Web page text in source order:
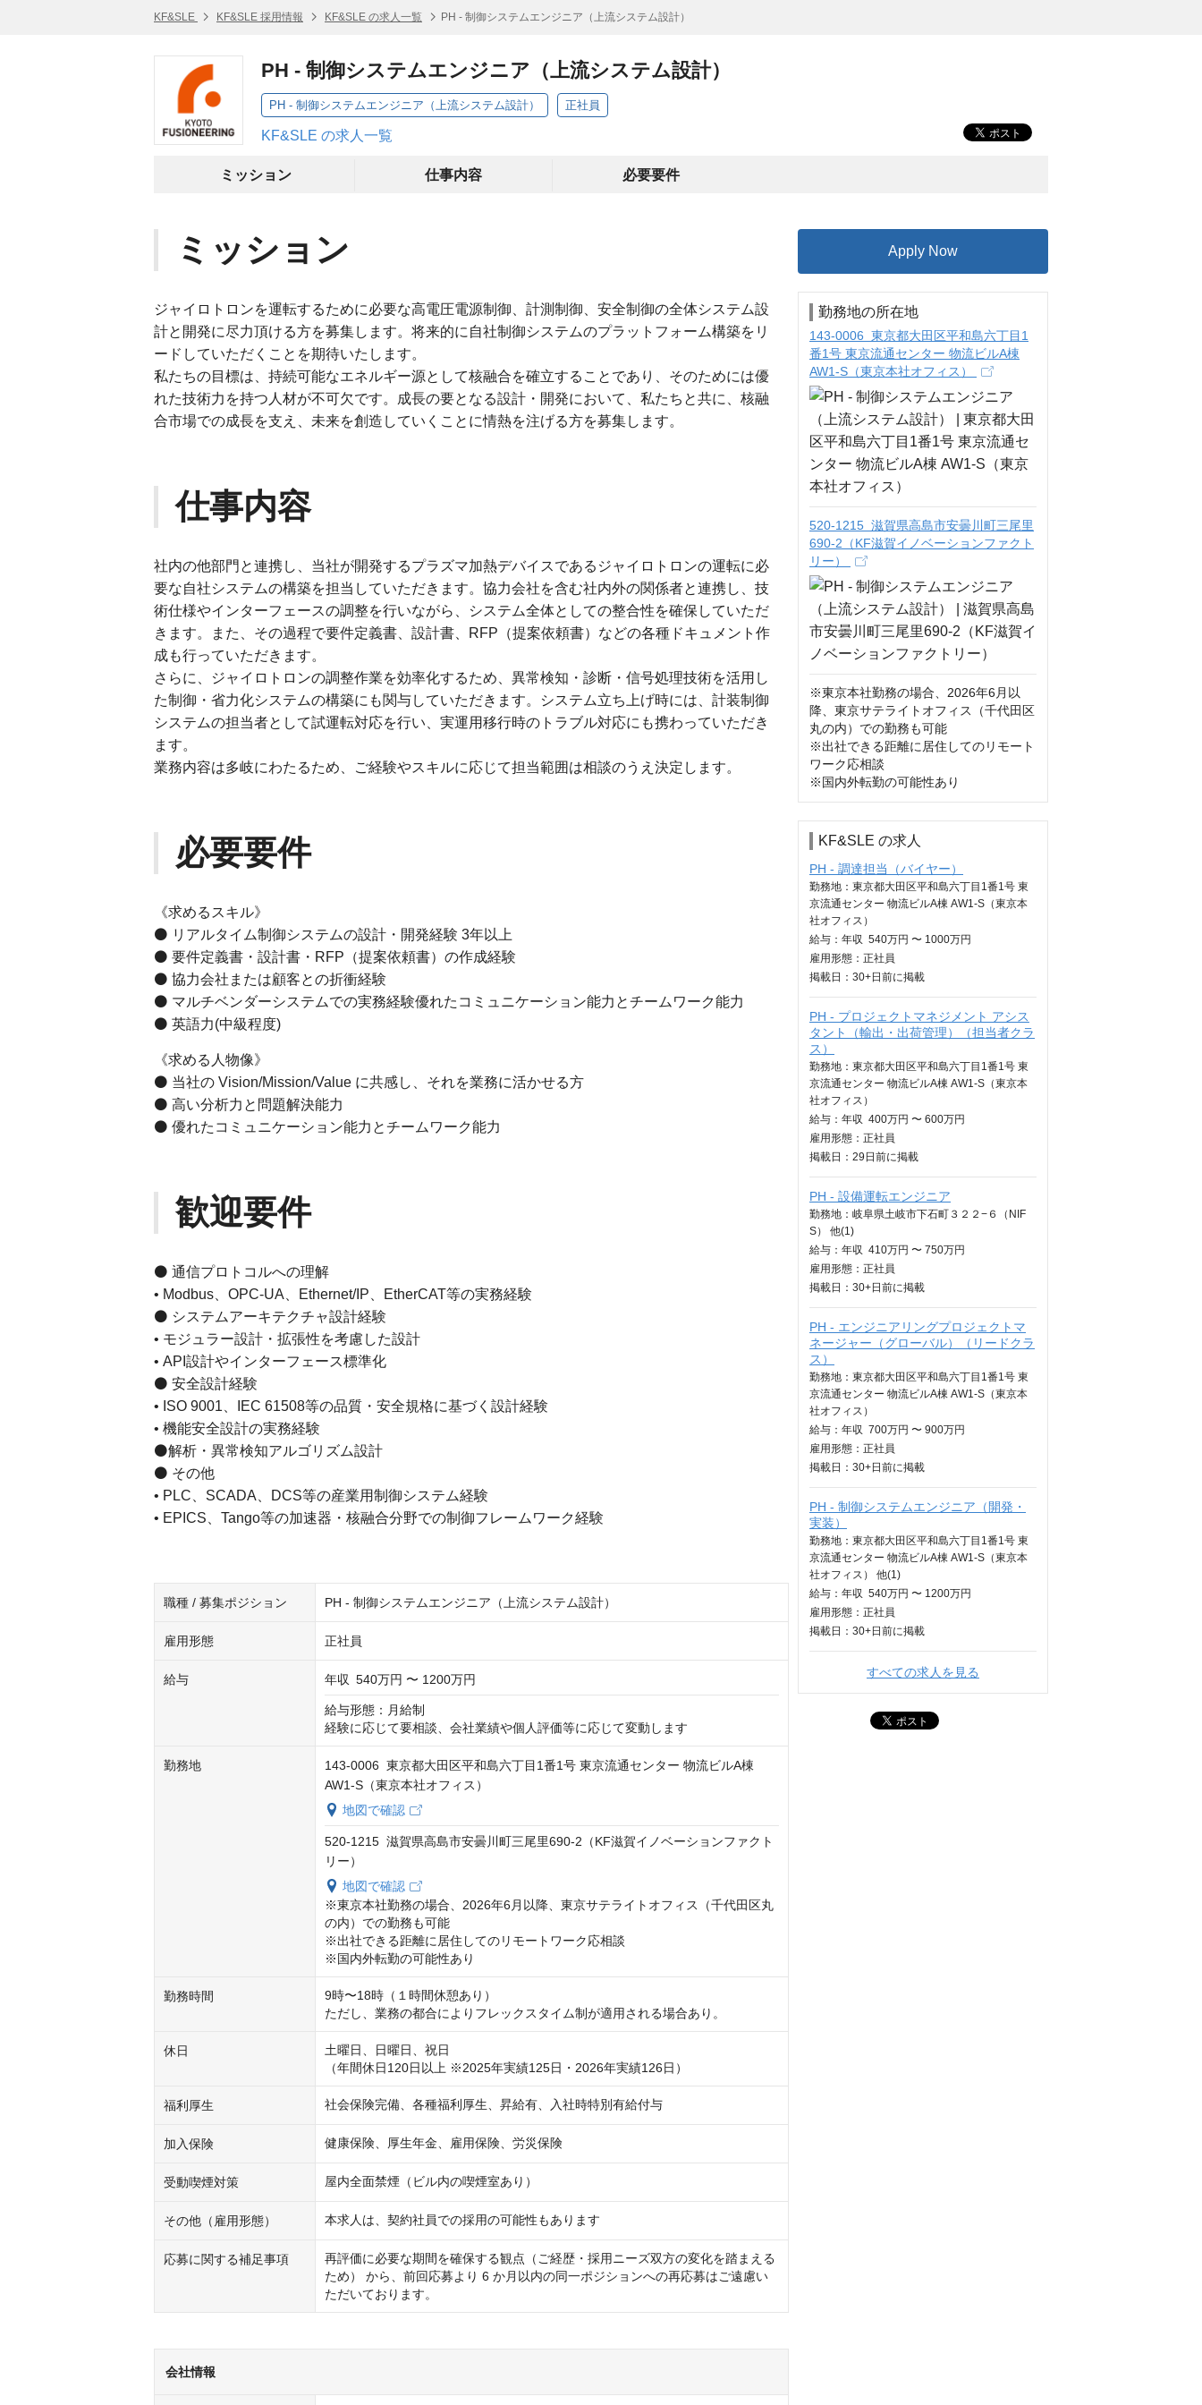
KF&SLE KF&SLE 採用情報 KF&SLE の求人一覧 PH - 制御システムエンジニア（上流システム設計）
PH - 制御システムエンジニア（上流システム設計）
PH - 制御システムエンジニア（上流システム設計） 正社員
KF&SLE の求人一覧
ミッション 仕事内容 必要要件
ミッション
ジャイロトロンを運転するために必要な高電圧電源制御、計測制御、安全制御の全体システム設
計と開発に尽力頂ける方を募集します。将来的に自社制御システムのプラットフォーム構築をリ
ードしていただくことを期待いたします。
私たちの目標は、持続可能なエネルギー源として核融合を確立することであり、そのためには優
れた技術力を持つ人材が不可欠です。成長の要となる設計・開発において、私たちと共に、核融
合市場での成長を支え、未来を創造していくことに情熱を注げる方を募集します。
仕事内容
社内の他部門と連携し、当社が開発するプラズマ加熱デバイスであるジャイロトロンの運転に必
要な自社システムの構築を担当していただきます。協力会社を含む社内外の関係者と連携し、技
術仕様やインターフェースの調整を行いながら、システム全体としての整合性を確保していただ
きます。また、その過程で要件定義書、設計書、RFP（提案依頼書）などの各種ドキュメント作
成も行っていただきます。
さらに、ジャイロトロンの調整作業を効率化するため、異常検知・診断・信号処理技術を活用し
た制御・省力化システムの構築にも関与していただきます。システム立ち上げ時には、計装制御
システムの担当者として試運転対応を行い、実運用移行時のトラブル対応にも携わっていただき
ます。
業務内容は多岐にわたるため、ご経験やスキルに応じて担当範囲は相談のうえ決定します。
必要要件
《求めるスキル》
⚫ リアルタイム制御システムの設計・開発経験 3年以上
⚫ 要件定義書・設計書・RFP（提案依頼書）の作成経験
⚫ 協力会社または顧客との折衝経験
⚫ マルチベンダーシステムでの実務経験優れたコミュニケーション能力とチームワーク能力
⚫ 英語力(中級程度)
《求める人物像》
⚫ 当社の Vision/Mission/Value に共感し、それを業務に活かせる方
⚫ 高い分析力と問題解決能力
⚫ 優れたコミュニケーション能力とチームワーク能力
歓迎要件
⚫ 通信プロトコルへの理解
• Modbus、OPC-UA、Ethernet/IP、EtherCAT等の実務経験
⚫ システムアーキテクチャ設計経験
• モジュラー設計・拡張性を考慮した設計
• API設計やインターフェース標準化
⚫ 安全設計経験
• ISO 9001、IEC 61508等の品質・安全規格に基づく設計経験
• 機能安全設計の実務経験
⚫解析・異常検知アルゴリズム設計
⚫ その他
• PLC、SCADA、DCS等の産業用制御システム経験
• EPICS、Tango等の加速器・核融合分野での制御フレームワーク経験
職種 / 募集ポジション PH - 制御システムエンジニア（上流システム設計）
雇用形態 正社員
給与 年収 540万円 〜 1200万円
給与形態：月給制
経験に応じて要相談、会社業績や個人評価等に応じて変動します
勤務地
143-0006 東京都大田区平和島六丁目1番1号 東京流通センター 物流ビルA棟
AW1-S（東京本社オフィス）
地図で確認
520-1215 滋賀県高島市安曇川町三尾里690-2（KF滋賀イノベーションファクト
リー）
地図で確認
※東京本社勤務の場合、2026年6月以降、東京サテライトオフィス（千代田区丸
の内）での勤務も可能
※出社できる距離に居住してのリモートワーク応相談
※国内外転勤の可能性あり
勤務時間
9時〜18時（１時間休憩あり）
ただし、業務の都合によりフレックスタイム制が適用される場合あり。
休日
土曜日、日曜日、祝日
（年間休日120日以上 ※2025年実績125日・2026年実績126日）
福利厚生 社会保険完備、各種福利厚生、昇給有、入社時特別有給付与
加入保険 健康保険、厚生年金、雇用保険、労災保険
受動喫煙対策 屋内全面禁煙（ビル内の喫煙室あり）
その他（雇用形態） 本求人は、契約社員での採用の可能性もあります
応募に関する補足事項
再評価に必要な期間を確保する観点（ご経歴・採用ニーズ双方の変化を踏まえる
ため） から、前回応募より 6 か月以内の同一ポジションへの再応募はご遠慮い
ただいております。
会社情報
Apply Now
勤務地の所在地
143-0006 東京都大田区平和島六丁目1
番1号 東京流通センター 物流ビルA棟
AW1-S（東京本社オフィス）
520-1215 滋賀県高島市安曇川町三尾里
690-2（KF滋賀イノベーションファクト
リー）
※東京本社勤務の場合、2026年6月以
降、東京サテライトオフィス（千代田区
丸の内）での勤務も可能
※出社できる距離に居住してのリモート
ワーク応相談
※国内外転勤の可能性あり
KF&SLE の求人
PH - 調達担当（バイヤー）
勤務地：東京都大田区平和島六丁目1番1号 東
京流通センター 物流ビルA棟 AW1-S（東京本
社オフィス）
給与： 年収 540万円 〜 1000万円
雇用形態：正社員
掲載日： 30+日 前に掲載
PH - プロジェクトマネジメント アシス
タント（輸出・出荷管理）（担当者クラ
ス）
勤務地：東京都大田区平和島六丁目1番1号 東
京流通センター 物流ビルA棟 AW1-S（東京本
社オフィス）
給与： 年収 400万円 〜 600万円
雇用形態：正社員
掲載日： 29日 前に掲載
PH - 設備運転エンジニア
勤務地：岐阜県土岐市下石町３２２−６（NIF
S） 他(1)
給与： 年収 410万円 〜 750万円
雇用形態：正社員
掲載日： 30+日 前に掲載
PH - エンジニアリングプロジェクトマ
ネージャー（グローバル）（リードクラ
ス）
勤務地：東京都大田区平和島六丁目1番1号 東
京流通センター 物流ビルA棟 AW1-S（東京本
社オフィス）
給与： 年収 700万円 〜 900万円
雇用形態：正社員
掲載日： 30+日 前に掲載
PH - 制御システムエンジニア（開発・
実装）
勤務地：東京都大田区平和島六丁目1番1号 東
京流通センター 物流ビルA棟 AW1-S（東京本
社オフィス） 他(1)
給与： 年収 540万円 〜 1200万円
雇用形態：正社員
掲載日： 30+日 前に掲載
すべての求人を見る